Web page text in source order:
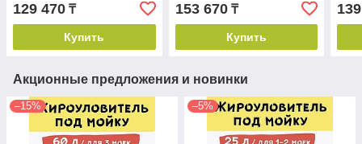
129 470 ₸
Купить
153 670₸
Купить
Акционные предложения и новинки
–15% –5%